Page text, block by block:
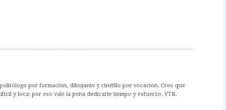
por formación, dibujante y cinéfilo por vocación. Creo que
y loca: por eso vale la pena dedicarle tiempo y esfuerzo. VTR.